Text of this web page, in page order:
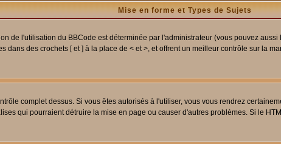
Mise en forme et Types de Sujets
de l'utilisation du BBCode est déterminée par l'administrateur (vous pouvez
dans des crochets [ et ] à la place de < et >, et offrent un meilleur contrôle sur la
complet dessus. Si vous êtes autorisés à l'utiliser, vous vous rendrez
qui pourraient détruire la mise en page ou causer d'autres problèmes. Si le